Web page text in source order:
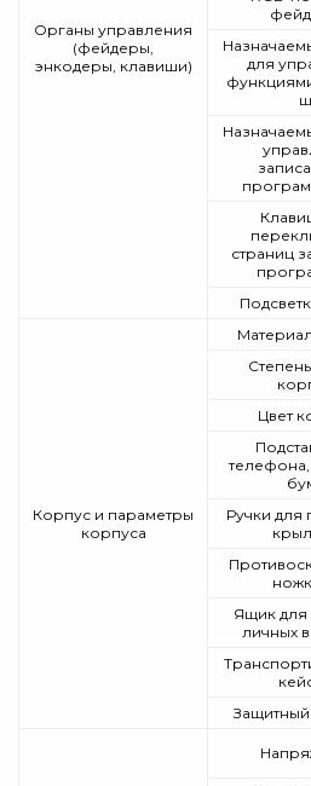
Органы управления
(фейдеры,
энкодеры, клавиши)
для
страниц
Корпус и параметры
корпуса
Цвет
Ручки для
Ящик для
личных